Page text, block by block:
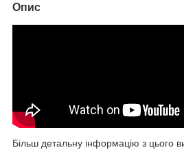
Опис
Більш детальну інформацію з цього